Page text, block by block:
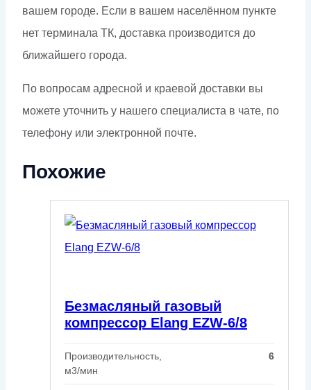
вашем городе. Если в вашем населённом пункте
нет терминала ТК, доставка производится до
ближайшего города.
По вопросам адресной и краевой доставки вы
можете уточнить у нашего специалиста в чате, по
телефону или электронной почте.
Похожие
Безмасляный газовый
компрессор Elang EZW-6/8
Производительность,
м3/мин
6